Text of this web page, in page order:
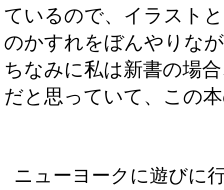
ているので、イラスト
のかすれをぼんやりな
ちなみに私は新書の場
だと思っていて、この
ニューヨークに遊びに